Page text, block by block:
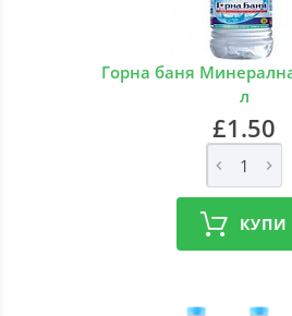
Горна баня
л
£1.50
КУПИ